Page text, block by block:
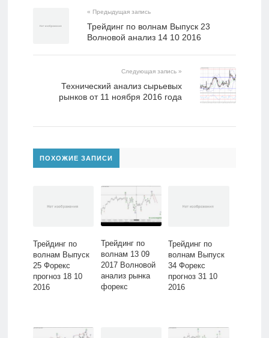
« Предыдущая запись
Трейдинг по волнам Выпуск 23
Волновой анализ 14 10 2016
Следующая запись »
​Технический анализ сырьевых
рынков от 11 ноября 2016 года
ПОХОЖИЕ ЗАПИСИ
Трейдинг по
волнам Выпуск
25 Форекс
прогноз 18 10
2016
Трейдинг по
волнам 13 09
2017 Волновой
анализ рынка
форекс
Трейдинг по
волнам Выпуск
34 Форекс
прогноз 31 10
2016